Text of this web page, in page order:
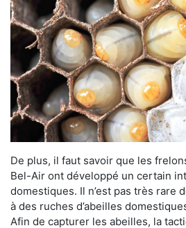
De plus, il faut savoir que les
Bel-Air ont développé un certain
domestiques. Il n’est pas très rare
à des ruches d’abeilles
Afin de capturer les abeilles, la